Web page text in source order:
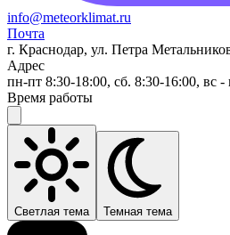
info@meteorklimat.ru
Почта
г. Краснодар, ул. Петра
Адрес
пн-пт 8:30-18:00, сб. 8:30-16:00, вс
Время работы
Светлая тема Темная тема